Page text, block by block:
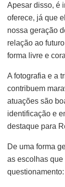
Apesar disso, é
oferece, já que
nossa geração
relação ao
forma livre e
A fotografia e a
contribuem
atuações são
identificação e
destaque para
De uma forma
as escolhas